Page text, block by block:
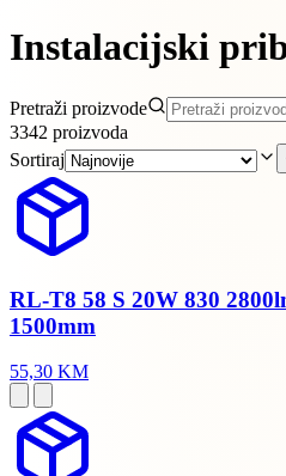
Instalacijski
Pretraži proizvode
3342 proizvoda
Sortiraj
RL-T8 58 S 20W 830
1500mm
55,30 KM